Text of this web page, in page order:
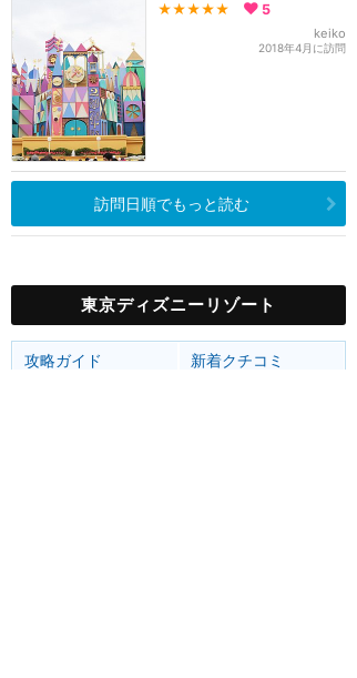
★★★★★ 5
keiko
2018年4月に訪問
訪問日順でもっと読む
東京ディズニーリゾート
攻略ガイド
新着クチコミ